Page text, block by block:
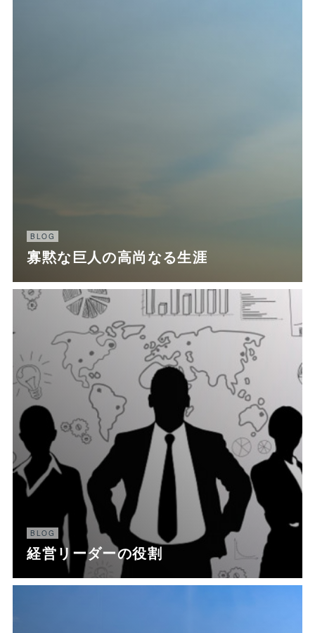
BLOG
寡黙な巨人の高尚なる生涯
BLOG
経営リーダーの役割